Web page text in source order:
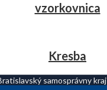
vzorkovnica
Kresba
samosprávny kraj